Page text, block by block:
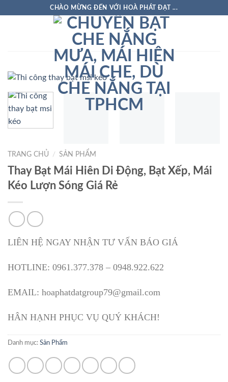
CHÀO MỪNG ĐẾN VỚI HOÀ PHÁT ĐẠT ...
TRANG CHỦ / SẢN PHẨM
Thay Bạt Mái Hiên Di Động, Bạt Xếp, Mái
Kéo Lượn Sóng Giá Rẻ
LIÊN HỆ NGAY NHẬN TƯ VẤN BÁO GIÁ
HOTLINE: 0961.377.378 – 0948.922.622
EMAIL: hoaphatdatgroup79@gmail.com
HÂN HẠNH PHỤC VỤ QUÝ KHÁCH!
Danh mục: Sản Phẩm